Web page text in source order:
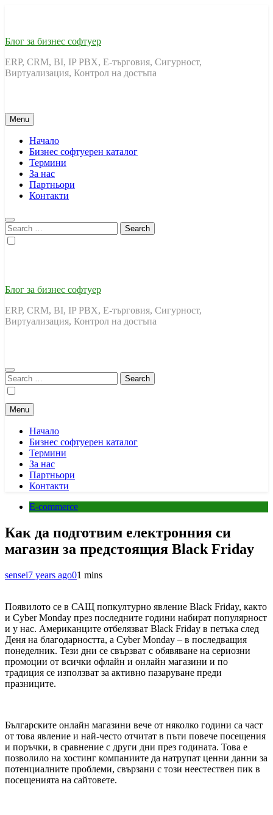
Блог за бизнес софтуер
ERP, CRM, BI, IP PBX, Е-търговия, Сигурност,
Виртуализация, Контрол на достъпа
Menu
Начало
Бизнес софтуерен каталог
Термини
За нас
Партньори
Контакти
Search
for:
Блог за бизнес софтуер
ERP, CRM, BI, IP PBX, Е-търговия, Сигурност,
Виртуализация, Контрол на достъпа
Search
for:
Menu
Начало
Бизнес софтуерен каталог
Термини
За нас
Партньори
Контакти
E-commerce
Как да подготвим електронния си
магазин за предстоящия Black Friday
sensei7 years ago01 mins
Появилото се в САЩ попкултурно явление Black Friday, както
и Cyber Monday през последните години набират популярност
и у нас. Американците отбелязват Black Friday в петъка след
Деня на благодарността, a Cyber Monday – в последващия
понеделник. Тези дни се свързват с обявяване на сериозни
промоции от всички офлайн и онлайн магазини и по
традиция се използват за активно пазаруване преди
празниците.
Българските онлайн магазини вече от няколко години са част
от това явление и най-често отчитат в пъти повече посещения
и поръчки, в сравнение с други дни през годината. Това е
позволило на хостинг компаниите да натрупат ценни данни за
потенциалните проблеми, свързани с този неестествен пик в
посещенията на сайтовете.